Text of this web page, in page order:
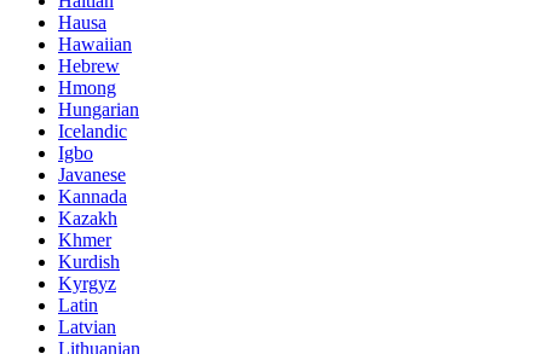
Hausa
Hawaiian
Hebrew
Hmong
Hungarian
Icelandic
Igbo
Javanese
Kannada
Kazakh
Khmer
Kurdish
Kyrgyz
Latin
Latvian
Lithuanian